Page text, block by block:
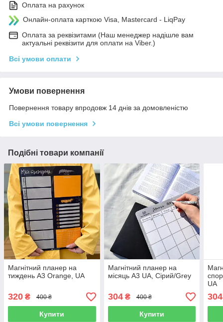
Оплата на рахунок
Онлайн-оплата карткою Visa, Mastercard - LiqPay
Оплата за реквізитами (Наш менеджер надішле вам
актуальні реквізити для оплати на Viber.)
Всі умови оплати
Умови повернення
Повернення товару впродовж 14 днів за домовленістю
Всі умови повернення
Подібні товари компанії
Магнітний планер на
тиждень A3 Orange, UA
320 ₴ 400 ₴
Купити
Магнітний планер на
місяць A3 UA, Сірий/Grey
304₴ 400 ₴
Купити
UA
304